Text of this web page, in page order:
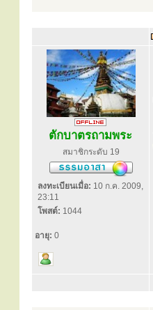
ตักบาตรถามพระ
สมาชิกระดับ 19
ลงทะเบียนเมื่อ: 10 ก.ค. 2009,
23:11
โพสต์: 1044
อายุ: 0